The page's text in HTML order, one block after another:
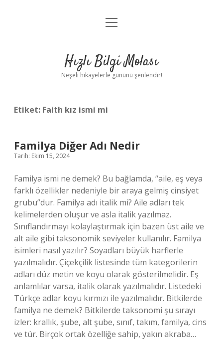
Anasayfa
Yasal Uyarı
menüyü
Hızlı Bilgi Molası
Neşeli hikayelerle gününü şenlendir!
Etiket: Faith kız ismi mi
Familya Diğer Adı Nedir
Tarih: Ekim 15, 2024
Familya ismi ne demek? Bu bağlamda, “aile, eş veya
farklı özellikler nedeniyle bir araya gelmiş cinsiyet
grubu”dur. Familya adı italik mi? Aile adları tek
kelimelerden oluşur ve asla italik yazılmaz.
Sınıflandırmayı kolaylaştırmak için bazen üst aile ve
alt aile gibi taksonomik seviyeler kullanılır. Familya
isimleri nasıl yazılır? Soyadları büyük harflerle
yazılmalıdır. Çiçekçilik listesinde tüm kategorilerin
adları düz metin ve koyu olarak gösterilmelidir. Eş
anlamlılar varsa, italik olarak yazılmalıdır. Listedeki
Türkçe adlar koyu kırmızı ile yazılmalıdır. Bitkilerde
familya ne demek? Bitkilerde taksonomi şu sırayı
izler: krallık, şube, alt şube, sınıf, takım, familya, cins
ve tür. Birçok ortak özelliğe sahip, yakın akraba…